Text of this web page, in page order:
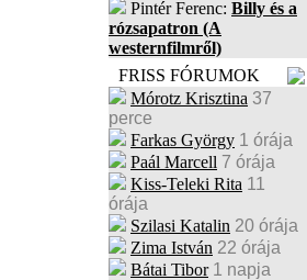
Pintér Ferenc: Billy és a
rózsapatron (A
westernfilmről)
FRISS FÓRUMOK
Mórotz Krisztina 37
perce
Farkas György 1 órája
Paál Marcell 7 órája
Kiss-Teleki Rita 11
órája
Szilasi Katalin 20 órája
Zima István 22 órája
Bátai Tibor 1 napja